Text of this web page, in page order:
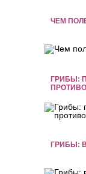
ЧЕМ
ГРИБЫ:
ГРИБЫ: